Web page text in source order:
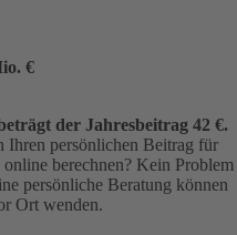
€
der Jahresbeitrag 42 €.
Ihren persönlichen Beitrag für
berechnen? Kein Problem
persönliche Beratung können
Ort wenden.